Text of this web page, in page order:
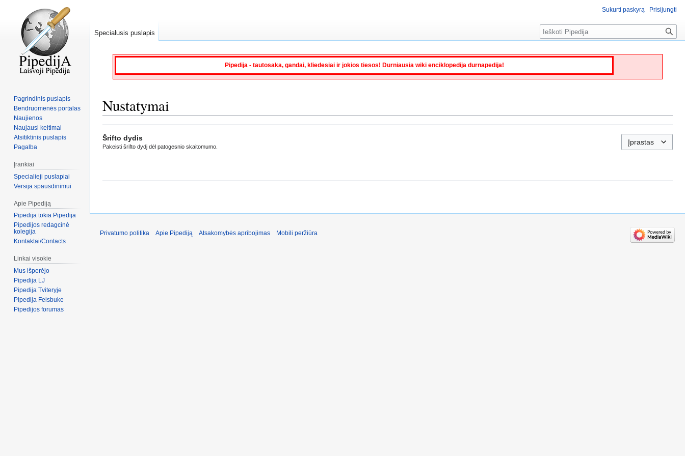
Pipedija - tautosaka, gandai, kliedesiai ir jokios tiesos! Durniausia wiki enciklopedija durnapedija!
Nustatymai
to
to
Šrifto dydis
Pakeisti šrifto dydį dėl patogesnio skaitomumo.
Įprastas
Sukurti paskyrą Prisijungti
Specialusis puslapis Paieška
Pagrindinis puslapis
Bendruomenės portalas
Naujienos
Naujausi keitimai
Atsitiktinis puslapis
Pagalba
Įrankiai
Specialieji puslapiai
Versija spausdinimui
Apie Pipediją
Pipedija tokia Pipedija
Pipedijos redagcinė
kolegija
Kontaktai/Contacts
Linkai visokie
Mus išperėjo
Pipedija LJ
Pipedija Tviteryje
Pipedija Feisbuke
Pipedijos forumas
Privatumo politika Apie Pipediją Atsakomybės apribojimas Mobili peržiūra